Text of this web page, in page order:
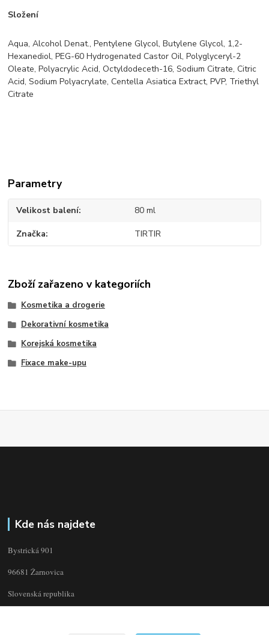
Složení
Aqua, Alcohol Denat., Pentylene Glycol, Butylene Glycol, 1,2-
Hexanediol, PEG-60 Hydrogenated Castor Oil, Polyglyceryl-2
Oleate, Polyacrylic Acid, Octyldodeceth-16, Sodium Citrate, Citric
Acid, Sodium Polyacrylate, Centella Asiatica Extract, PVP, Triethyl
Citrate
Parametry
Velikost balení 80 ml
Značka TIRTIR
Zboží zařazeno v kategoriích
Kosmetika a drogerie
Dekorativní kosmetika
Korejská kosmetika
Fixace make-upu
Kde nás najdete
Bystrická 901
96681 Žarnovica
Slovenská republika